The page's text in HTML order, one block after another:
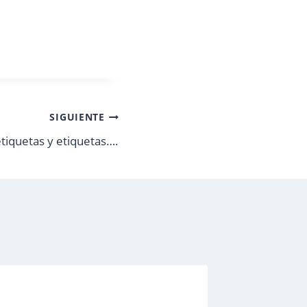
SIGUIENTE
y etiquetas….